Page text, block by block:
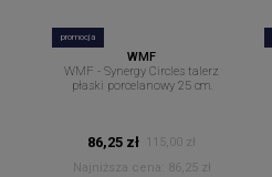
promocja
WMF
WMF - Synergy Circles talerz
płaski porcelanowy 25 cm.
86,25 zł
115,00 zł
Najniższa cena:
86,25 zł